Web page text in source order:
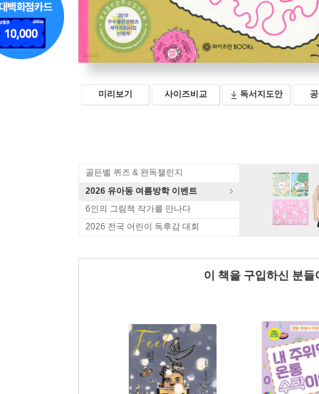
미리보기 사이즈비교 독서지도안
골든벨 퀴즈 & 완독챌린지
2026 유아동 여름방학 이벤트
6인의 그림책 작가를 만나다
2026 전국 어린이 독후감 대회
이 책을 구입하신 분